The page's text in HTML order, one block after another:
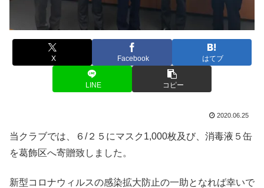
X Facebook はてブ
LINE コピー
2020.06.25
当クラブでは、６/２５にマスク1,000枚及び、消毒液５缶
を葛飾区へ寄贈致しました。
新型コロナウィルスの感染拡大防止の一助となれば幸いで